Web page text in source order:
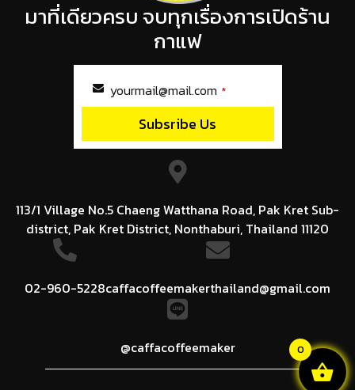
มาที่เดียวครบ จบทุกเรื่องการเปิดร้าน
กาแฟ
yourmail@mail.com *
Subsribe Us
This
blank
113/1 Village No.5 Chaeng Watthana Road, Pak Kret Sub-
district, Pak Kret District, Nonthaburi, Thailand 11120
02-960-5228caffacoffeemakerthailand@gmail.com
@caffacoffeemaker 0